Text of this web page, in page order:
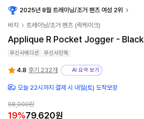
2025년 8월 트레이닝/조거 팬츠 여성 2위
바지 트레이닝/조거 팬츠 (락케이크)
Applique R Pocket Jogger - Black
무신사에디션 무신사단독
4.8 후기 232개 AI 요약 보기
오늘 22시까지 결제 시 내일(토) 도착보장
98,000원
19%79,620원